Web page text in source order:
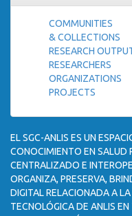
COMMUNITIES
& COLLECTIONS
RESEARCH
RESEARCHERS
ORGANIZATIONS
PROJECTS
EL SGC-ANLIS ES UN
CONOCIMIENTO EN SALUD
CENTRALIZADO E
ORGANIZA, PRESERVA,
DIGITAL RELACIONADA A
TECNOLÓGICA DE ANLIS